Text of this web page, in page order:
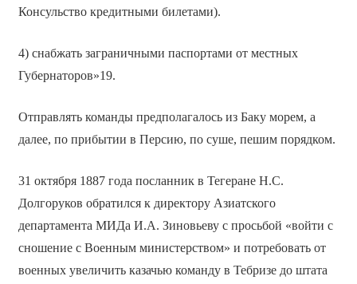
Консульство кредитными билетами).
4) снабжать заграничными паспортами от местных
Губернаторов»19.
Отправлять команды предполагалось из Баку морем, а
далее, по прибытии в Персию, по суше, пешим порядком.
31 октября 1887 года посланник в Тегеране Н.С.
Долгоруков обратился к директору Азиатского
департамента МИДа И.А. Зиновьеву с просьбой «войти с
сношение с Военным министерством» и потребовать от
военных увеличить казачью команду в Тебризе до штата